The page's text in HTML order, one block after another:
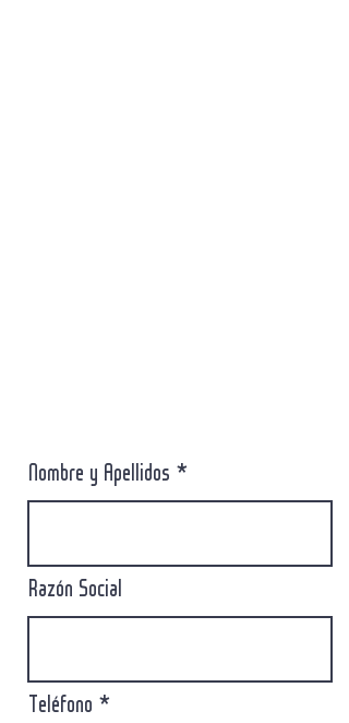
Nombre y Apellidos
Razón Social
Teléfono